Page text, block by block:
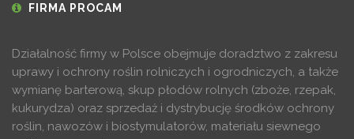
FIRMA PROCAM
Działalność firmy w Polsce obejmuje doradztwo z zakresu
uprawy i ochrony roślin rolniczych i ogrodniczych, a także
wymianę barterową, skup płodów rolnych (zboże, rzepak,
kukurydza) oraz sprzedaż i dystrybucję środków ochrony
roślin, nawozów i biostymulatorów, materiału siewnego